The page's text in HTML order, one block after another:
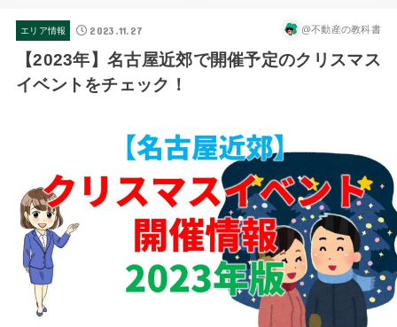
エリア情報 2023.11.27 @不動産の教科書
【2023年】名古屋近郊で開催予定のクリスマス
イベントをチェック！